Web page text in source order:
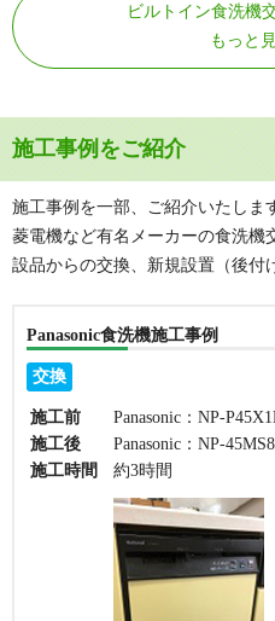
ビルトイン食洗機
もっと
施工事例をご紹介
施工事例を一部、ご紹介いたしま
菱電機など有名メーカーの食洗機
設品からの交換、新規設置（後付
Panasonic食洗機施工事例
交換
施工前
Panasonic：NP-
施工後
Panasonic：NP-
施工時間
約3時間